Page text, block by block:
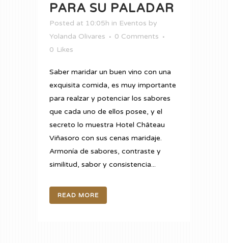
PARA SU PALADAR
Posted at 10:05h in Eventos by
Yolanda Olivares
0 Comments
0 Likes
Saber maridar un buen vino con una
exquisita comida, es muy importante
para realzar y potenciar los sabores
que cada uno de ellos posee, y el
secreto lo muestra Hotel Château
Viñasoro con sus cenas maridaje.
Armonía de sabores, contraste y
similitud, sabor y consistencia...
READ MORE